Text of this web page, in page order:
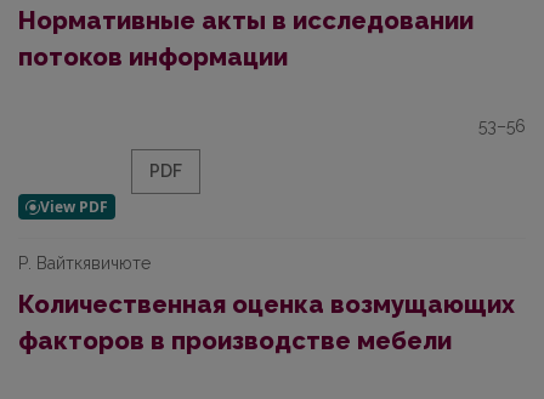
Нормативные акты в исследовании
потоков информации
53–56
PDF
Р. Вайткявичюте
Количественная оценка возмущающих
факторов в производстве мебели